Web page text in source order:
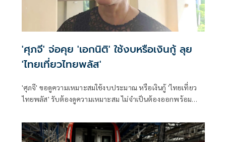
'ศุภจี' จ่อคุย 'เอกนิติ' ใช้งบหรือเงินกู้ ลุย
'ไทยเที่ยวไทยพลัส'
'ศุภจี' ขอดูความเหมาะสมใช้งบประมาณ หรือเงินกู้ 'ไทยเที่ยว
ไทยพลัส' รับต้องดูความเหมาะสม ไม่จำเป็นต้องออกพร้อม